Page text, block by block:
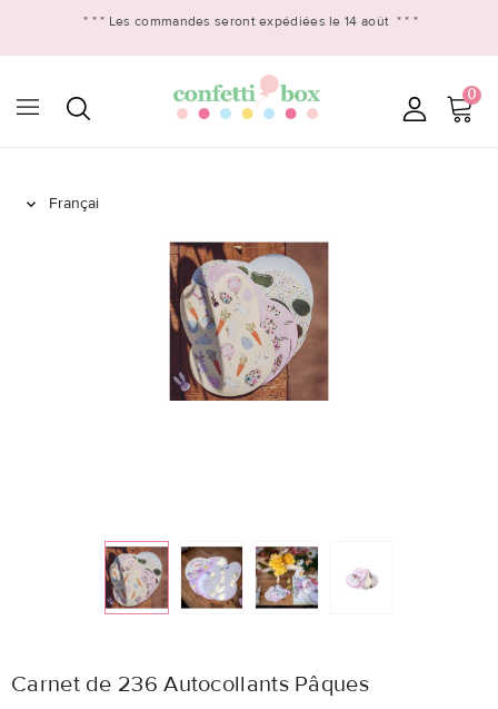
* * * Les commandes seront expédiées le 14 août * * *
0

Carnet de 236 Autocollants Pâques